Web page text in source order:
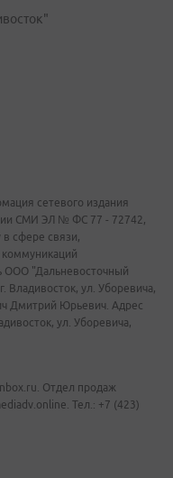
сетевого издания
СМИ ЭЛ № ФС 77 - 72742,
сфере связи,
ООО "Дальневосточный
Владивосток, ул. Уборевича,
Дмитрий Юрьевич. Адрес
ул. Уборевича,
Отдел продаж
Тел.: +7 (423)